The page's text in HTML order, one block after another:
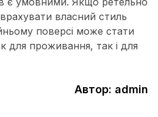
власний стиль
поверсі може стати
для проживання, так і для
Автор: admin